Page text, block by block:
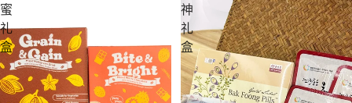
蜜
礼
盒
神
礼
盒